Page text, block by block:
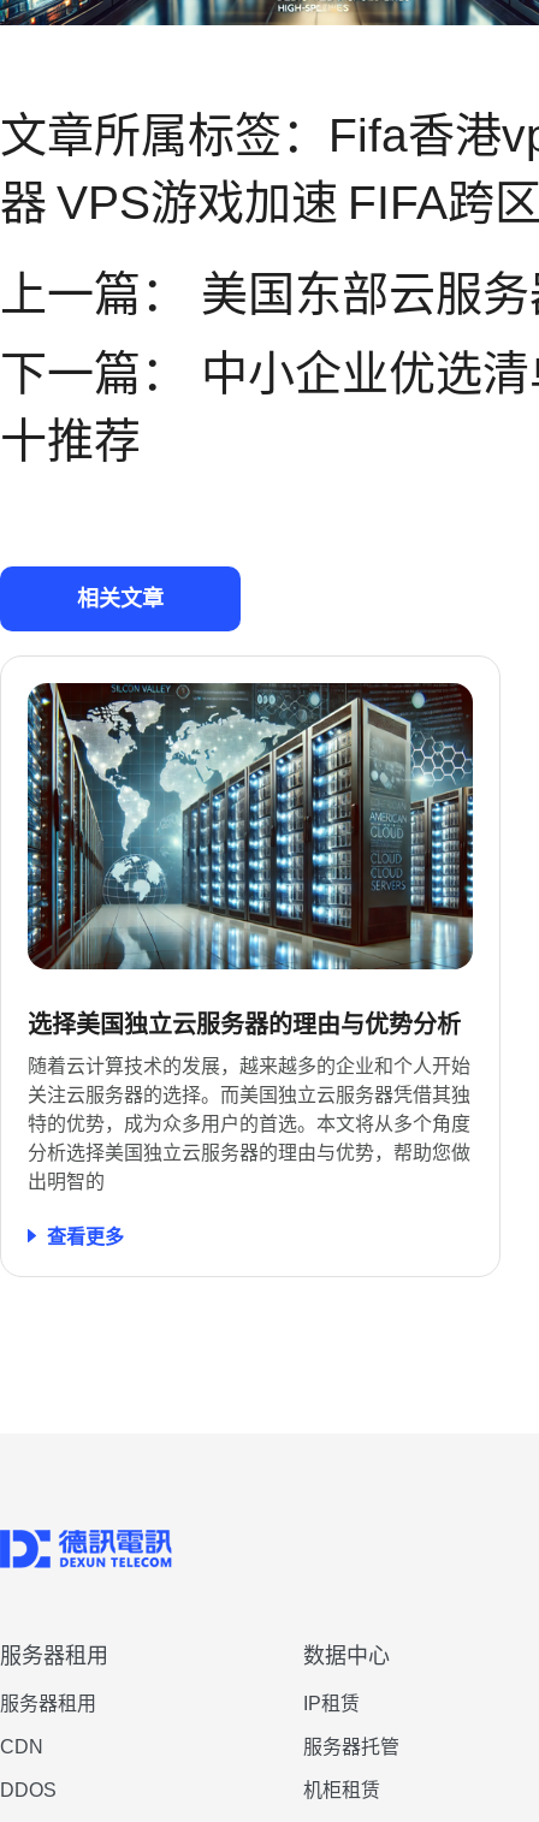
文章所属标签： Fifa香港
器 VPS游戏加速 FIFA跨
上一篇：
美国东部云服
下一篇：
中小企业优选
十推荐
相关文章
选择美国独立云服务器的理由与优势分析
随着云计算技术的发展，越来越多的企业和个人开始
关注云服务器的选择。而美国独立云服务器凭借其独
特的优势，成为众多用户的首选。本文将从多个角度
分析选择美国独立云服务器的理由与优势，帮助您做
出明智的
查看更多
服务器租用
服务器租用
CDN
DDOS
数据中心
IP租赁
服务器托管
机柜租赁